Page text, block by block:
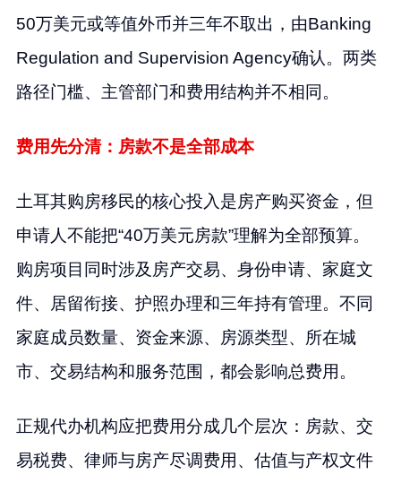
50万美元或等值外币并三年不取出，由Banking
Regulation and Supervision Agency确认。两类
路径门槛、主管部门和费用结构并不相同。
费用先分清：房款不是全部成本
土耳其购房移民的核心投入是房产购买资金，但
申请人不能把“40万美元房款”理解为全部预算。
购房项目同时涉及房产交易、身份申请、家庭文
件、居留衔接、护照办理和三年持有管理。不同
家庭成员数量、资金来源、房源类型、所在城
市、交易结构和服务范围，都会影响总费用。
正规代办机构应把费用分成几个层次：房款、交
易税费、律师与房产尽调费用、估值与产权文件